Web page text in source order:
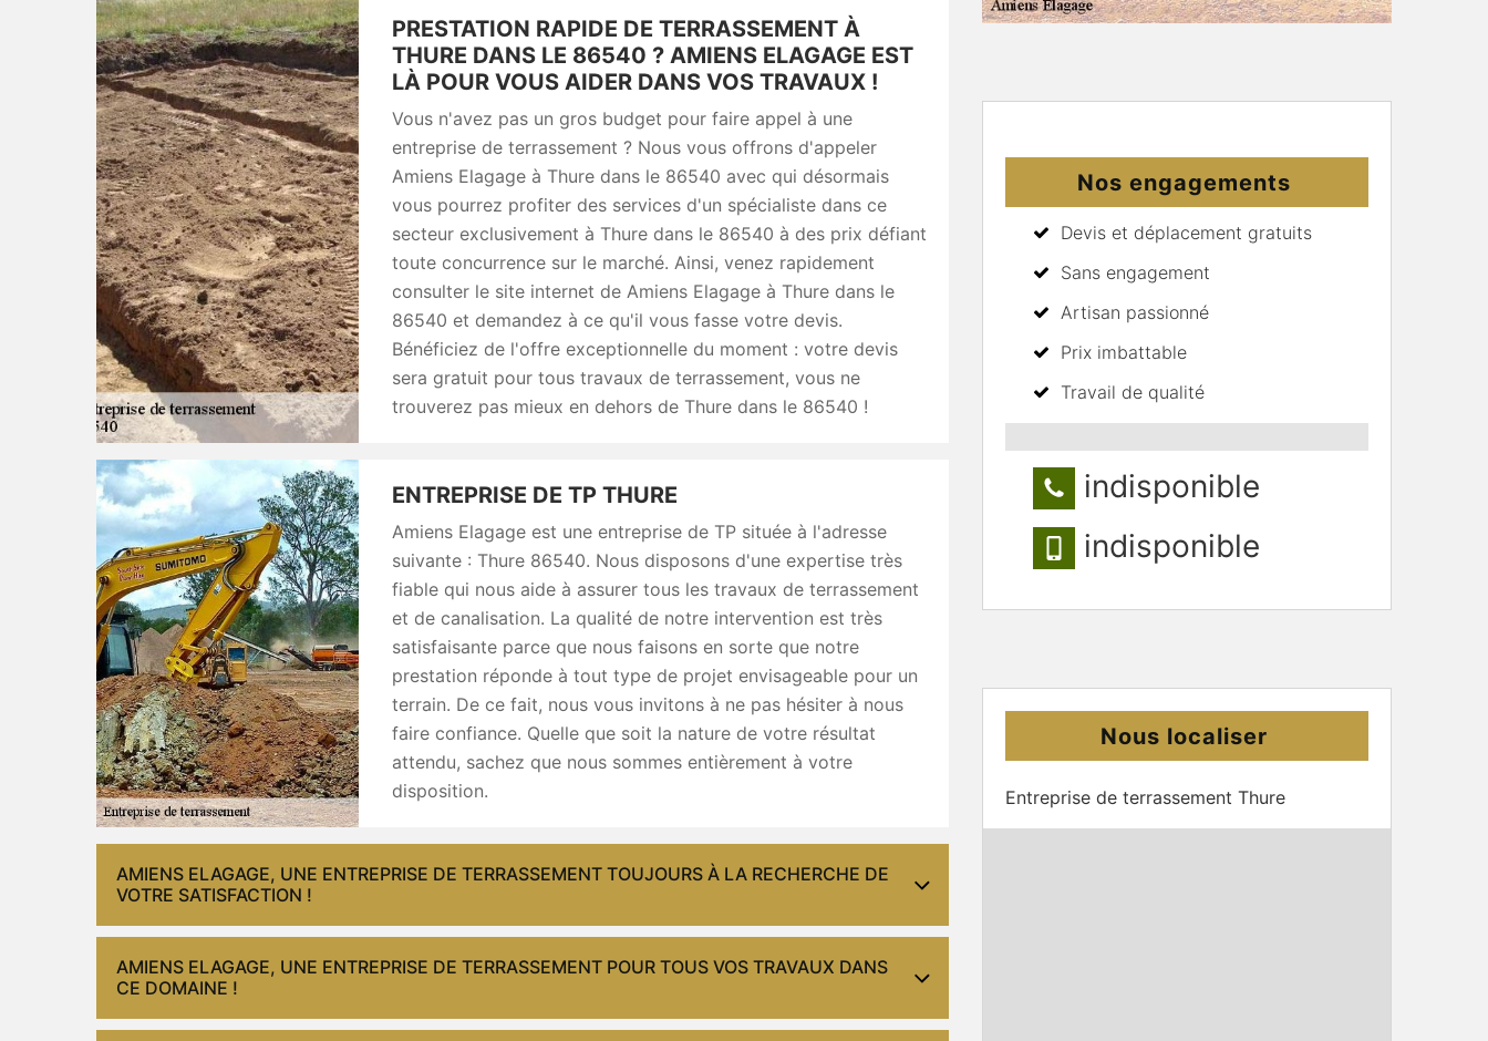
PRESTATION RAPIDE DE TERRASSEMENT À
THURE DANS LE 86540 ? AMIENS ELAGAGE EST
LÀ POUR VOUS AIDER DANS VOS TRAVAUX !
Vous n'avez pas un gros budget pour faire appel à une
entreprise de terrassement ? Nous vous offrons d'appeler
Amiens Elagage à Thure dans le 86540 avec qui désormais
vous pourrez profiter des services d'un spécialiste dans ce
secteur exclusivement à Thure dans le 86540 à des prix défiant
toute concurrence sur le marché. Ainsi, venez rapidement
consulter le site internet de Amiens Elagage à Thure dans le
86540 et demandez à ce qu'il vous fasse votre devis.
Bénéficiez de l'offre exceptionnelle du moment : votre devis
sera gratuit pour tous travaux de terrassement, vous ne
trouverez pas mieux en dehors de Thure dans le 86540 !
ENTREPRISE DE TP THURE
Amiens Elagage est une entreprise de TP située à l'adresse
suivante : Thure 86540. Nous disposons d'une expertise très
fiable qui nous aide à assurer tous les travaux de terrassement
et de canalisation. La qualité de notre intervention est très
satisfaisante parce que nous faisons en sorte que notre
prestation réponde à tout type de projet envisageable pour un
terrain. De ce fait, nous vous invitons à ne pas hésiter à nous
faire confiance. Quelle que soit la nature de votre résultat
attendu, sachez que nous sommes entièrement à votre
disposition.
AMIENS ELAGAGE, UNE ENTREPRISE DE TERRASSEMENT TOUJOURS À LA RECHERCHE DE
VOTRE SATISFACTION !
AMIENS ELAGAGE, UNE ENTREPRISE DE TERRASSEMENT POUR TOUS VOS TRAVAUX DANS
CE DOMAINE !
Nos engagements
Devis et déplacement gratuits
Sans engagement
Artisan passionné
Prix imbattable
Travail de qualité
indisponible
indisponible
Nous localiser
Entreprise de terrassement Thure